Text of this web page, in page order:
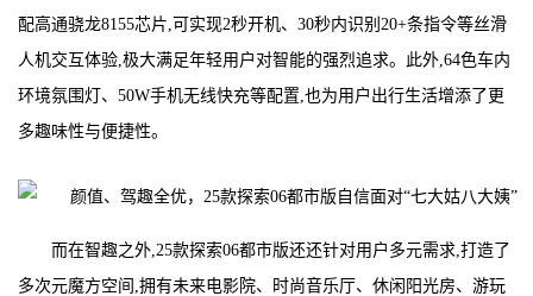
配高通骁龙8155芯片,可实现2秒开机、30秒内识别20+条指令等丝滑
人机交互体验,极大满足年轻用户对智能的强烈追求。此外,64色车内
环境氛围灯、50W手机无线快充等配置,也为用户出行生活增添了更
多趣味性与便捷性。
而在智趣之外,25款探索06都市版还还针对用户多元需求,打造了
多次元魔方空间,拥有未来电影院、时尚音乐厅、休闲阳光房、游玩